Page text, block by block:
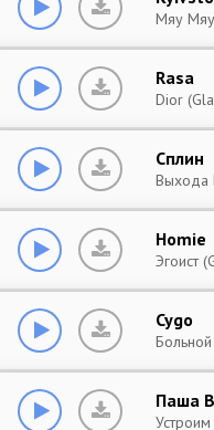
Мяу Мяу
Rasa
Dior
Сплин
Выхода
Homie
Эгоист
Cygo
Паша